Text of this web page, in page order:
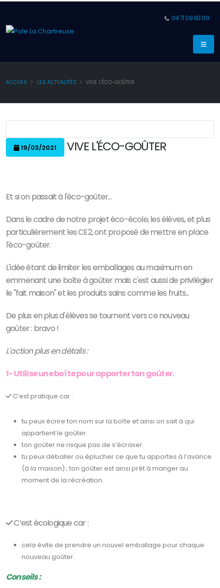
04 71 09 83 09
ACCUEIL LES ACTUALITÉS VIVE L'ÉCO-GOÛTER
19/03/2021 VIVE L'ÉCO-GOÛTER
Et si on passait à l'éco-goûter...
Dans le cadre de notre projet éco-école, les élèves, et plus
particulièrement les CE2, ont proposé de mettre en place
l'éco-goûter.
L'idée étant de limiter les emballages au maximum en
emmenant une boîte à goûter mais c'est aussi de privilégier
le "fait maison" et les produits sains comme les fruits...
De plus en plus d'élèves se tournent vers ce nouveau
goûter : bravo !
L'action plus en détails :
1- Utilise une boîte pour apporter ton goûter.
C’est pratique car :
tu peux écrire ton nom sur la boîte et ainsi on sait à qui
appartient le goûter.
ton goûter ne risque pas de s’écraser.
tu peux déballer ou éplucher ce que tu apportes à l’avance
(à la maison) ; ton goûter est ainsi prêt à manger au
moment de la récréation.
C’est écologiquecar :
cela évite de prendre un nouvel emballage pour chaque
nouveau goûter.
Conseils :